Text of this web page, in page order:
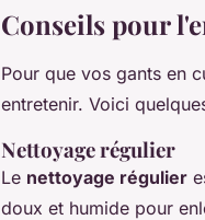
Conseils pour
Pour que vos gants en
entretenir. Voici
Nettoyage régulier
Le nettoyage régulier
doux et humide pour